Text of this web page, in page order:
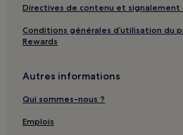
proximité
Avenue Jean-Médecin : Hôtels-
Casino Barrière Le Ruhl : hôtels à
Hôpital l'Archet : hôtels à proximité
Promenade des Anglais : hôtels à
Directives de contenu et signalement
Conditions générales d’utilisation du
Rewards
Autres informations
Qui sommes-nous ?
Emplois